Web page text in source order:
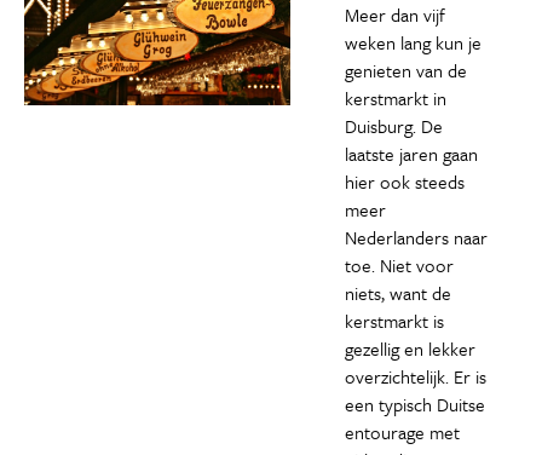
Meer dan vijf
weken lang kun je
genieten van de
kerstmarkt in
Duisburg. De
laatste jaren gaan
hier ook steeds
meer
Nederlanders naar
toe. Niet voor
niets, want de
kerstmarkt is
gezellig en lekker
overzichtelijk. Er is
een typisch Duitse
entourage met